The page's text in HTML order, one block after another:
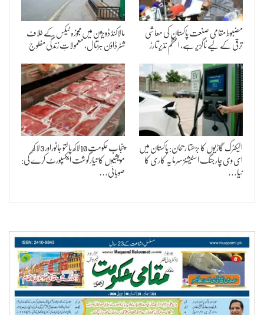
مضبوط مقامی صنعت پاکستان کی معاشی
ترقی کے لیے ناگزیر ہے، اعظم نذیر تارڑ
مالاکنڈ ڈویژن میں مجوزہ ٹیکس کے خلاف
شٹر ڈاؤن ہڑتال، معمولاتِ زندگی مفلوج
الیکٹرک گاڑیوں کا بڑھتا رجحان: پاکستان میں
ای وی چارجنگ اسٹیشنز سرمایہ کاری کا
نیا…
پنجاب حکومت 10لاکھ پالتو جانوراور 3لا کھ
مویشیوں کا تیارگوشت ایکسپورٹ کرے گی:
صوبائی…